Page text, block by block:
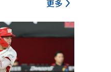
更多